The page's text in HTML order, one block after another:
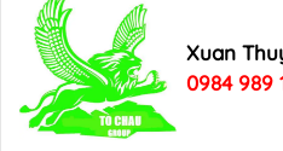
Xuan
0984 989